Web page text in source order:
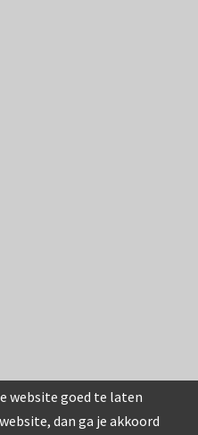
website goed te laten
dan ga je akkoord